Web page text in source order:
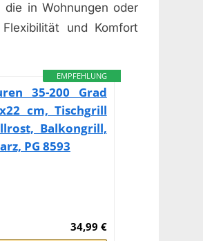
in Wohnungen oder
und Komfort
EMPFEHLUNG
35-200 Grad
cm, Tischgrill
Balkongrill,
PG 8593
34,99 €